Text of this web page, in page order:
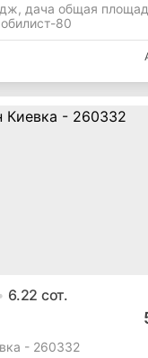
дача общая
80
6.22 сот.
- 260332